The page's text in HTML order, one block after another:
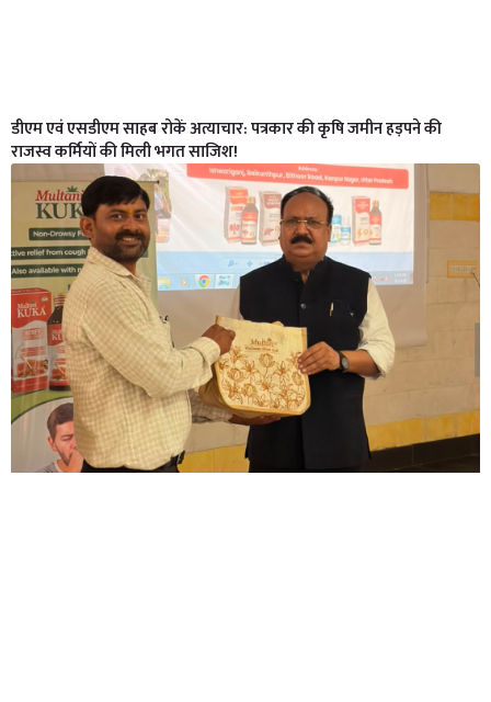
डीएम एवं एसडीएम साहब रोकें अत्याचार: पत्रकार की कृषि जमीन हड़पने की
राजस्व कर्मियों की मिली भगत साजिश!